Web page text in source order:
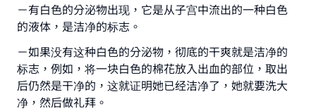
－有白色的分泌物出现，它是从子宫中流出的一种白色
的液体，是洁净的标志。
－如果没有这种白色的分泌物，彻底的干爽就是洁净的
标志，例如，将一块白色的棉花放入出血的部位，取出
后仍然是干净的，这就证明她已经洁净了，她就要洗大
净，然后做礼拜。
Make an impact on millions of lives
with your contribution today
Your support is crucial for our mission.